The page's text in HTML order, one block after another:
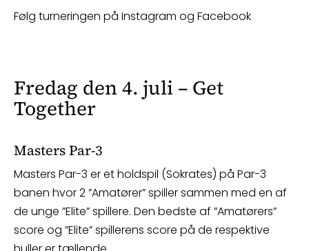
Følg turneringen på Instagram og Facebook
Fredag den 4. juli – Get
Together
Masters Par-3
Masters Par-3 er et holdspil (Sokrates) på Par-3
banen hvor 2 ”Amatører” spiller sammen med en af
de unge ”Elite” spillere. Den bedste af ”Amatørers”
score og ”Elite” spillerens score på de respektive